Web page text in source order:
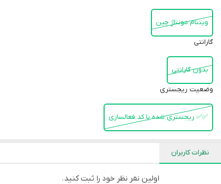
ویتنام مونتاژ چین
گارانتی
بدون گارانتی
وضعیت ریجستری
✅️✅️ ریجستری شده با کد فعالسازی
نظرات کاربران
اولین نفر نظر خود را ثبت کنید.